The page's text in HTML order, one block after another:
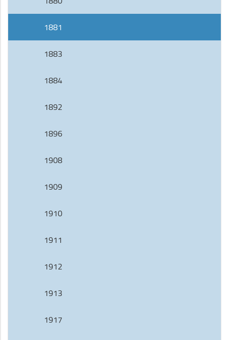
1881
1883
1884
1892
1896
1908
1909
1910
1911
1912
1913
1917